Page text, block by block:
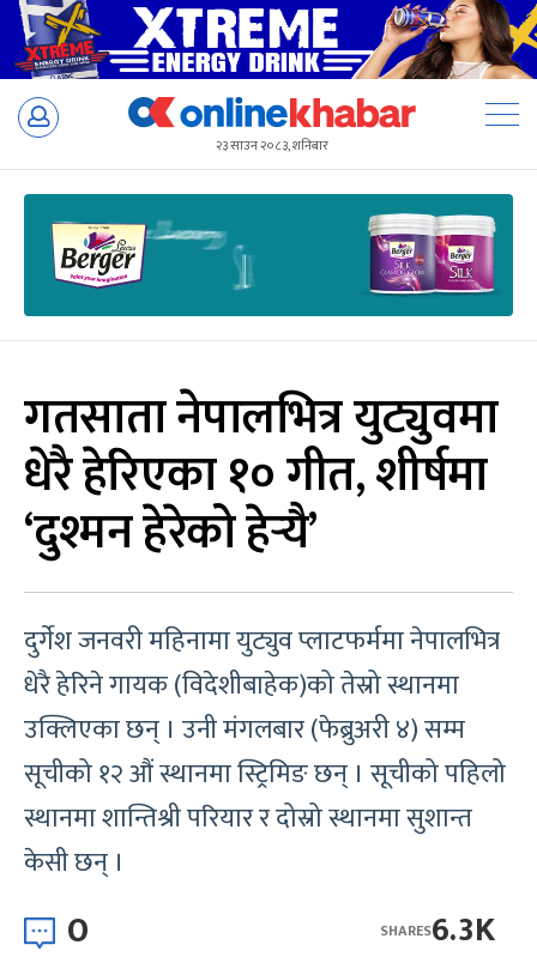
Skip
२३ साउन २०८३, शनिबार
गतसाता नेपालभित्र युट्युवमा
धेरै हेरिएका १० गीत, शीर्षमा
‘दुश्मन हेरेको हेर्‍यै’
दुर्गेश जनवरी महिनामा युट्युव प्लाटफर्ममा नेपालभित्र
धेरै हेरिने गायक (विदेशीबाहेक)को तेस्रो स्थानमा
उक्लिएका छन् । उनी मंगलबार (फेब्रुअरी ४) सम्म
सूचीको १२ औं स्थानमा स्ट्रिमिङ छन् । सूचीको पहिलो
स्थानमा शान्तिश्री परियार र दोस्रो स्थानमा सुशान्त
केसी छन् ।
0 6.3K
SHARES